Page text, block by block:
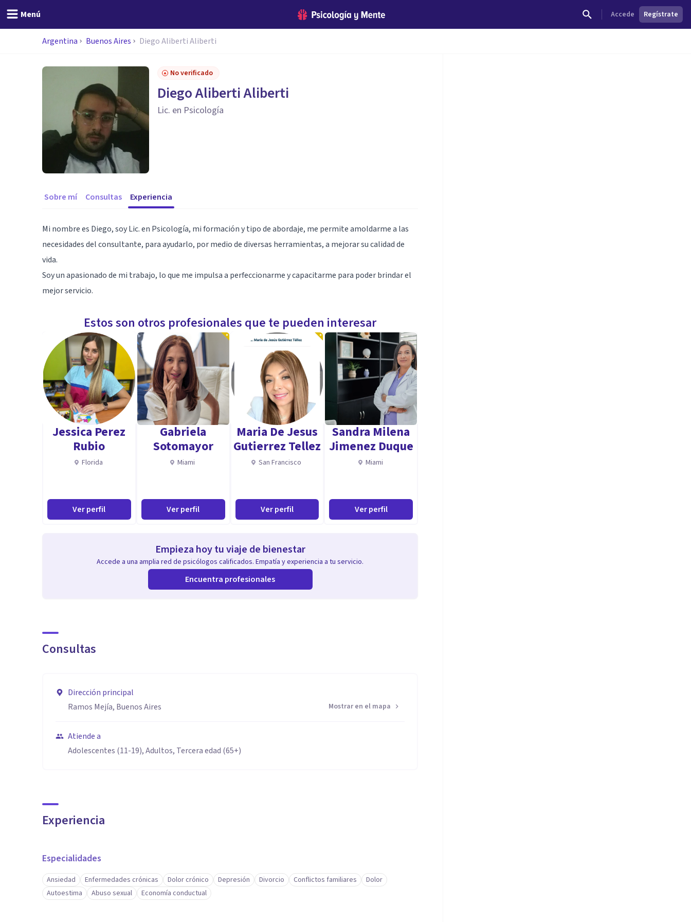
Menú Accede Regístrate
Argentina Buenos Aires Diego Aliberti Aliberti
No verificado
Diego Aliberti Aliberti
Lic. en Psicología
Sobre mí Consultas Experiencia
Mi nombre es Diego, soy Lic. en Psicología, mi formación y tipo de abordaje, me permite amoldarme a las
necesidades del consultante, para ayudarlo, por medio de diversas herramientas, a mejorar su calidad de
vida.
Soy un apasionado de mi trabajo, lo que me impulsa a perfeccionarme y capacitarme para poder brindar el
mejor servicio.
Estos son otros profesionales que te pueden interesar
Jessica Perez
Rubio
Florida
Ver perfil
Gabriela
Sotomayor
Miami
Ver perfil
Maria De Jesus
Gutierrez Tellez
San Francisco
Ver perfil
Sandra Milena
Jimenez Duque
Miami
Ver perfil
Empieza hoy tu viaje de bienestar
Accede a una amplia red de psicólogos calificados. Empatía y experiencia a tu servicio.
Encuentra profesionales
Consultas
Dirección principal
Ramos Mejía, Buenos Aires
Mostrar en el mapa
Atiende a
Adolescentes (11-19), Adultos, Tercera edad (65+)
Experiencia
Especialidades
Ansiedad Enfermedades crónicas Dolor crónico Depresión Divorcio Conflictos familiares
Dolor
Autoestima
Abuso sexual Economía conductual